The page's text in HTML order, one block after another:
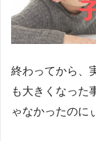
終わってから、
も大きくなった
ゃなかったのに